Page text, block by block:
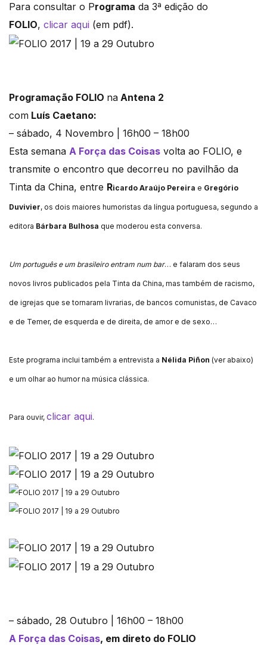
Para consultar o Programa da 3ª edição do
FOLIO, clicar aqui (em pdf).
Programação FOLIO na Antena 2
com Luís Caetano:
– sábado, 4 Novembro | 16h00 – 18h00
Esta semana A Força das Coisas volta ao FOLIO, e
transmite o encontro que decorreu no pavilhão da
Tinta da China, entre Ricardo Araújo Pereira e Gregório
Duvivier, os dois maiores humoristas da língua portuguesa, segundo a
editora Bárbara Bulhosa que moderou esta conversa.
Um português e um brasileiro entram num bar… e falaram dos seus
novos livros publicados pela Tinta da China, mas também de racismo,
de igrejas que se tornaram livrarias, de bancos comunistas, de Cavaco
e de Temer, de esquerda e de direita, de amor e de sexo…
Este programa inclui também a entrevista a Nélida Piñon (ver abaixo)
e um olhar ao humor na música clássica.
Para ouvir, clicar aqui.
– sábado, 28 Outubro | 16h00 – 18h00
A Força das Coisas, em direto do FOLIO